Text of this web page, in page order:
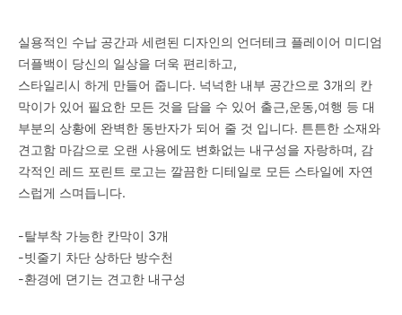
실용적인 수납 공간과 세련된 디자인의 언더테크 플레이어 미디엄
더플백이 당신의 일상을 더욱 편리하고,
스타일리시 하게 만들어 줍니다. 넉넉한 내부 공간으로 3개의 칸
막이가 있어 필요한 모든 것을 담을 수 있어 출근,운동,여행 등 대
부분의 상황에 완벽한 동반자가 되어 줄 것 입니다. 튼튼한 소재와
견고함 마감으로 오랜 사용에도 변화없는 내구성을 자랑하며, 감
각적인 레드 포린트 로고는 깔끔한 디테일로 모든 스타일에 자연
스럽게 스며듭니다.
-탈부착 가능한 칸막이 3개
-빗줄기 차단 상하단 방수천
-환경에 뎐기는 견고한 내구성